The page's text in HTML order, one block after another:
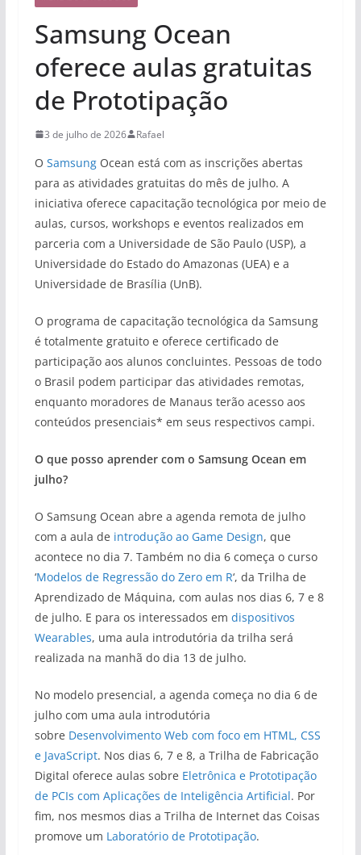
Samsung Ocean
oferece aulas gratuitas
de Prototipação
3 de julho de 2026 Rafael
O SamsungOcean está com as inscrições abertas
para as atividades gratuitas do mês de julho. A
iniciativa oferece capacitação tecnológica por meio de
aulas, cursos, workshops e eventos realizados em
parceria com a Universidade de São Paulo (USP), a
Universidade do Estado do Amazonas (UEA) e a
Universidade de Brasília (UnB).
O programa de capacitação tecnológica da Samsung
é totalmente gratuito e oferece certificado de
participação aos alunos concluintes. Pessoas de todo
o Brasil podem participar das atividades remotas,
enquanto moradores de Manaus terão acesso aos
conteúdos presenciais* em seus respectivos campi.
O que posso aprender com o Samsung Ocean em
julho?
O Samsung Ocean abre a agenda remota de julho
com a aula de introdução ao Game Design, que
acontece no dia 7. Também no dia 6 começa o curso
‘Modelos de Regressão do Zero em R‘, da Trilha de
Aprendizado de Máquina, com aulas nos dias 6, 7 e 8
de julho. E para os interessados em dispositivos
Wearables, uma aula introdutória da trilha será
realizada na manhã do dia 13 de julho.
No modelo presencial, a agenda começa no dia 6 de
julho com uma aula introdutória
sobre Desenvolvimento Web com foco em HTML, CSS
e JavaScript. Nos dias 6, 7 e 8, a Trilha de Fabricação
Digital oferece aulas sobre Eletrônica e Prototipação
de PCIs com Aplicações de Inteligência Artificial. Por
fim, nos mesmos dias a Trilha de Internet das Coisas
promove um Laboratório de Prototipação.